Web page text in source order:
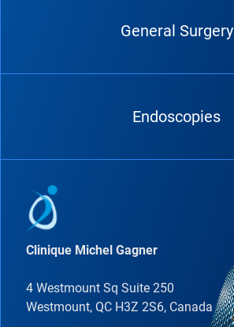
General Surgery
Endoscopies
Clinique Michel Gagner
4 Westmount Sq Suite 250
Westmount, QC H3Z 2S6, Canada